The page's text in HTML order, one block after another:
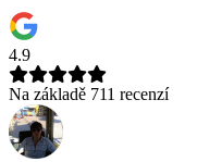
4.9
Na základě 711 recenzí